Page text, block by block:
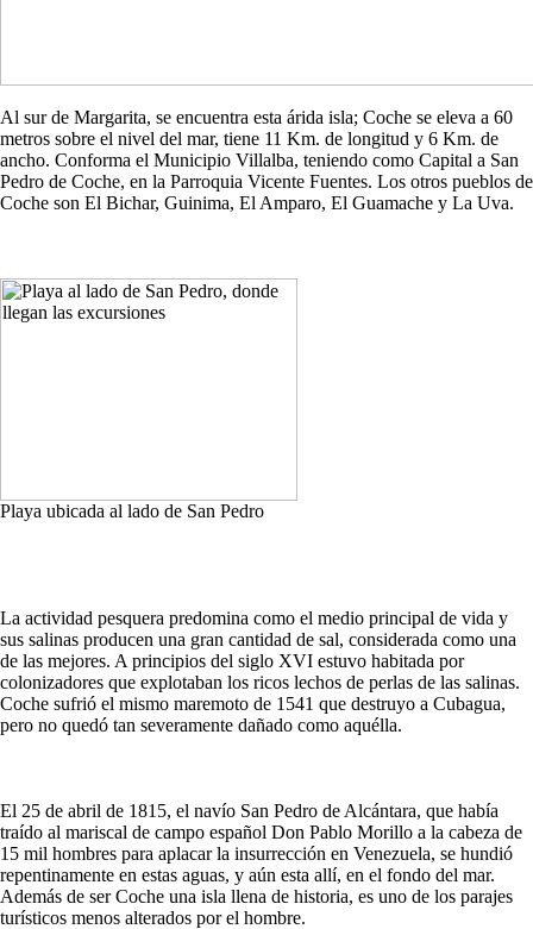
Al sur de Margarita, se encuentra esta árida isla; Coche se eleva a 60
metros sobre el nivel del mar, tiene 11 Km. de longitud y 6 Km. de
ancho. Conforma el Municipio Villalba, teniendo como Capital a San
Pedro de Coche, en la Parroquia Vicente Fuentes. Los otros pueblos de
Coche son El Bichar, Guinima, El Amparo, El Guamache y La Uva.
Playa ubicada al lado de San Pedro
La actividad pesquera predomina como el medio principal de vida y
sus salinas producen una gran cantidad de sal, considerada como una
de las mejores. A principios del siglo XVI estuvo habitada por
colonizadores que explotaban los ricos lechos de perlas de las salinas.
Coche sufrió el mismo maremoto de 1541 que destruyo a Cubagua,
pero no quedó tan severamente dañado como aquélla.
El 25 de abril de 1815, el navío San Pedro de Alcántara, que había
traído al mariscal de campo español Don Pablo Morillo a la cabeza de
15 mil hombres para aplacar la insurrección en Venezuela, se hundió
repentinamente en estas aguas, y aún esta allí, en el fondo del mar.
Además de ser Coche una isla llena de historia, es uno de los parajes
turísticos menos alterados por el hombre.